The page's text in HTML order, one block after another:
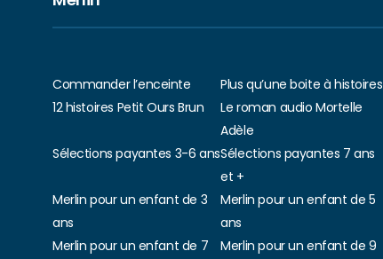
Commander l’enceinte
Plus qu’une boite à histoires
12 histoires Petit Ours Brun
Le roman audio Mortelle
Adèle
Sélections payantes 3-6 ansSélections payantes 7 ans
et +
Merlin pour un enfant de 3
ans
Merlin pour un enfant de 5
ans
Merlin pour un enfant de 7
Merlin pour un enfant de 9